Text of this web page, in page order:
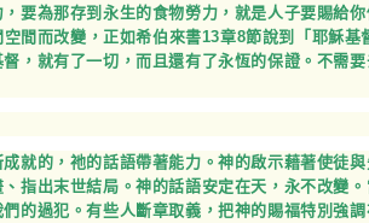
要為那存到永生的食物勞力，就是人子要賜給
間而改變，正如希伯來書13章8節說到「耶穌
，就有了一切，而且還有了永恆的保證。不需
就的，祂的話語帶著能力。神的啟示藉著使徒
指出末世結局。神的話語安定在天，永不改變
的過犯。有些人斷章取義，把神的賜福特別強